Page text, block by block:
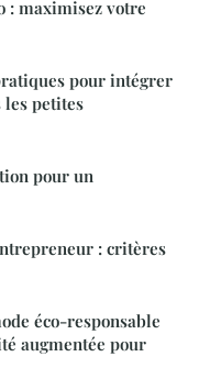
: maximisez votre
pour intégrer
petites
pour un
: critères
éco-responsable
augmentée pour